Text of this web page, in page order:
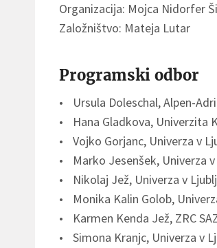
Organizacija: Mojca Nidorfer
Založništvo: Mateja Lutar
Programski odbor
Ursula Doleschal, Alpen-
Hana Gladkova, Univerzita
Vojko Gorjanc, Univerza v
Marko Jesenšek, Univerza
Nikolaj Jež, Univerza v
Monika Kalin Golob,
Karmen Kenda Jež, ZRC
Simona Kranjc, Univerza v